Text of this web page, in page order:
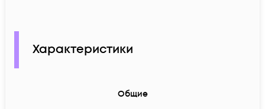
Характеристики
Общие